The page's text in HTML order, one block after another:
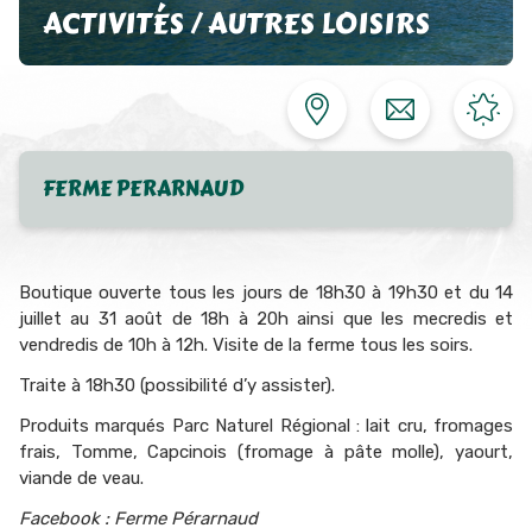
ACTIVITÉS / AUTRES LOISIRS
FERME PERARNAUD
Boutique ouverte tous les jours de 18h30 à 19h30 et du 14
juillet au 31 août de 18h à 20h ainsi que les mecredis et
vendredis de 10h à 12h. Visite de la ferme tous les soirs.
Traite à 18h30 (possibilité d’y assister).
Produits marqués Parc Naturel Régional : lait cru, fromages
frais, Tomme, Capcinois (fromage à pâte molle), yaourt,
viande de veau.
Facebook : Ferme Pérarnaud